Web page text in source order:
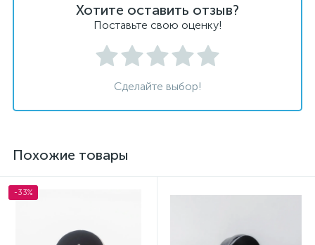
Хотите оставить отзыв?
Поставьте свою оценку!
Сделайте выбор!
Похожие товары
-33%